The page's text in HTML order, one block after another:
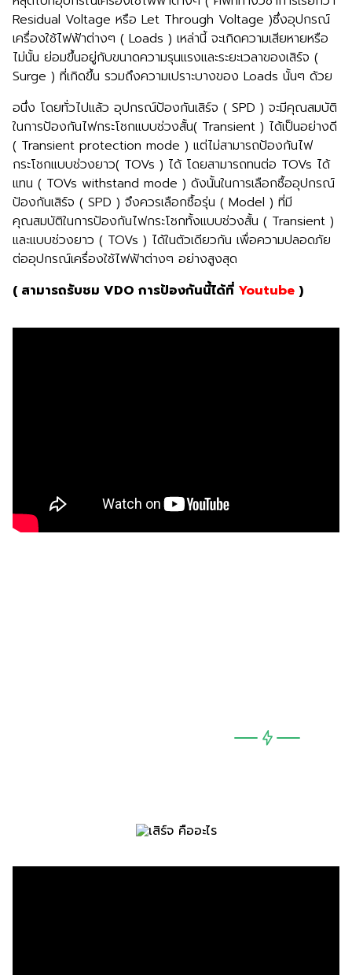
Residual Voltage หรือ Let Through Voltage )ซึ่งอุปกรณ์
เครื่องใช้ไฟฟ้าต่างๆ ( Loads ) เหล่านี้ จะเกิดความเสียหายหรือ
ไม่นั้น ย่อมขึ้นอยู่กับขนาดความรุนแรงและระยะเวลาของเสิร์จ (
Surge ) ที่เกิดขึ้น รวมถึงความเปราะบางของ Loads นั้นๆ ด้วย
อนึ่ง โดยทั่วไปแล้ว อุปกรณ์ป้องกันเสิร์จ ( SPD ) จะมีคุณสมบัติ
ในการป้องกันไฟกระโชกแบบช่วงสั้น( Transient ) ได้เป็นอย่างดี
( Transient protection mode ) แต่ไม่สามารถป้องกันไฟ
กระโชกแบบช่วงยาว( TOVs ) ได้ โดยสามารถทนต่อ TOVs ได้
แทน ( TOVs withstand mode ) ดังนั้นในการเลือกซื้ออุปกรณ์
ป้องกันเสิร์จ ( SPD ) จึงควรเลือกซื้อรุ่น ( Model ) ที่มี
คุณสมบัติในการป้องกันไฟกระโชกทั้งแบบช่วงสั้น ( Transient )
และแบบช่วงยาว ( TOVs ) ได้ในตัวเดียวกัน เพื่อความปลอดภัย
ต่ออุปกรณ์เครื่องใช้ไฟฟ้าต่างๆ อย่างสูงสุด
( สามารถรับชม VDO การป้องกันนี้ได้ที่ Youtube )